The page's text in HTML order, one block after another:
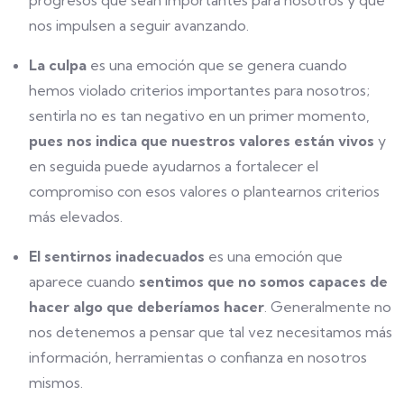
nos impulsen a seguir avanzando.
La culpa es una emoción que se genera cuando
hemos violado criterios importantes para nosotros;
sentirla no es tan negativo en un primer momento,
pues nos indica que nuestros valores están vivos y
en seguida puede ayudarnos a fortalecer el
compromiso con esos valores o plantearnos criterios
más elevados.
El sentirnos inadecuados es una emoción que
aparece cuando sentimos que no somos capaces de
hacer algo que deberíamos hacer. Generalmente no
nos detenemos a pensar que tal vez necesitamos más
información, herramientas o confianza en nosotros
mismos.